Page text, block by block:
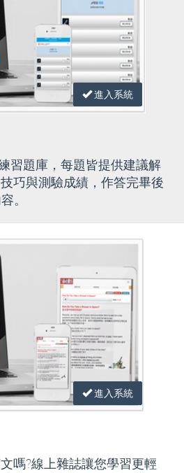
進入系統
習題庫，每題皆提供建議解
巧與測驗成績，作答完畢後
。
進入系統
嗎?線上雜誌讓您學習更輕